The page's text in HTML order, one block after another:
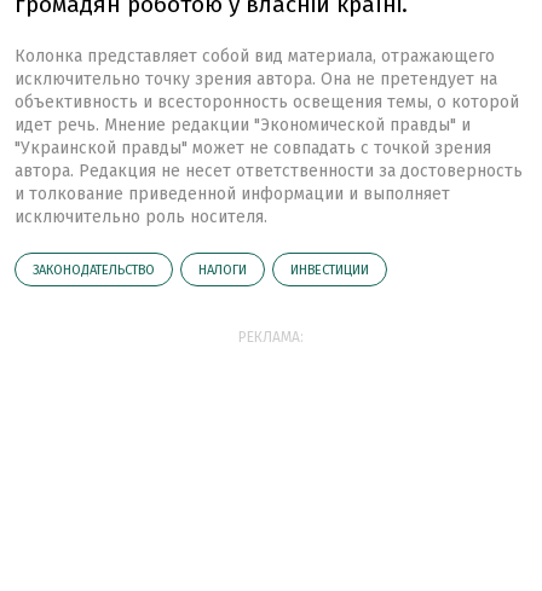
Колонка представляет собой вид материала, отражающего
исключительно точку зрения автора. Она не претендует на
объективность и всесторонность освещения темы, о которой
идет речь. Мнение редакции "Экономической правды" и
"Украинской правды" может не совпадать с точкой зрения
автора. Редакция не несет ответственности за достоверность
и толкование приведенной информации и выполняет
исключительно роль носителя.
ЗАКОНОДАТЕЛЬСТВО НАЛОГИ ИНВЕСТИЦИИ
РЕКЛАМА: